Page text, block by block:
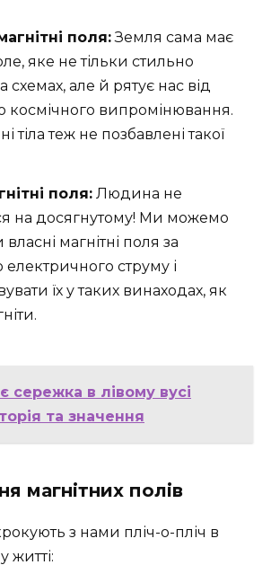
поля:Земля сама має
яке не тільки стильно
схемах, але й рятує нас від
космічного випромінювання.
тіла теж не позбавлені такої
поля: Людина не
на досягнутому! Ми можемо
магнітні поля за
струму і
їх у таких винаходах, як
сережка в лівому вусі
та значення
магнітних полів
з нами пліч-о-пліч в
житті: